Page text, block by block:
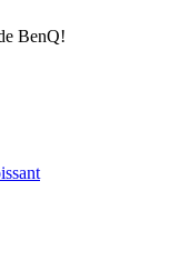
BenQ!